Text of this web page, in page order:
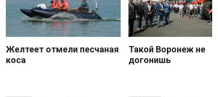
Желтеет отмели песчаная
коса
Такой Воронеж не
догонишь